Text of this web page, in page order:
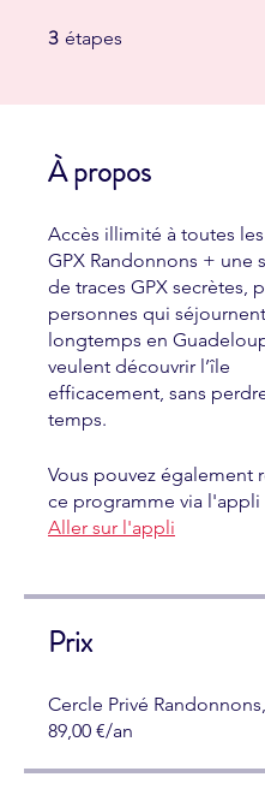
3 étapes
À propos
Accès illimité à toutes
GPX Randonnons + une
de traces GPX secrètes,
personnes qui séjournent
longtemps en
veulent découvrir l’île
efficacement, sans
temps.
Vous pouvez également
ce programme via
Aller sur l'appli
Prix
Cercle Privé Randonnons,
89,00 €/an